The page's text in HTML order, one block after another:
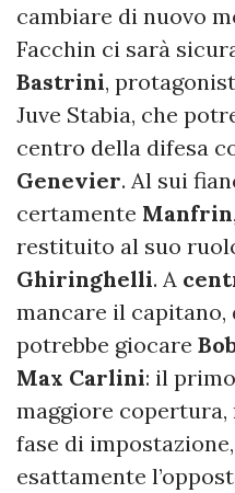
cambiare di nuovo
Facchin ci sarà
Bastrini,
Juve Stabia, che
centro della difesa
Genevier. Al sui
certamente Manfrin
restituito al suo
Ghiringhelli. A
mancare il capitano,
potrebbe giocare
Max Carlini: il
maggiore
fase di
esattamente